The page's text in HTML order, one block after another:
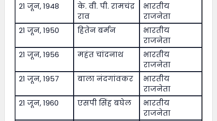
21 जून, 1948
के. वी. पी. रामचंद्र
राव
भारतीय
राजनेता
21 जून, 1950
हितेन बर्मन
भारतीय
राजनेता
21 जून, 1956
महंत चांदनाथ
भारतीय
राजनेता
21 जून, 1957
बाला नंदगांवकर
भारतीय
राजनेता
21 जून, 1960
एसपी सिंह बघेल
भारतीय
राजनेता